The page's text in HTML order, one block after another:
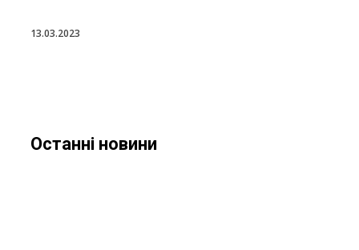
13.03.2023
Останні новини